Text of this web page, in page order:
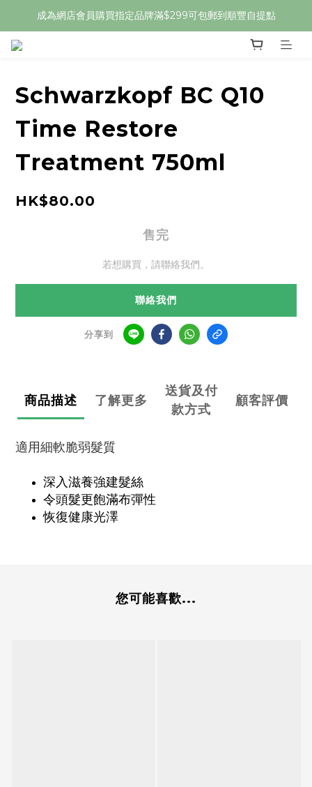
成為網店會員購買指定品牌滿$299可包郵到順豐自提點
Schwarzkopf BC Q10
Time Restore
Treatment 750ml
HK$80.00
售完
若想購買，請聯絡我們。
聯絡我們
分享到
商品描述 了解更多
送貨及付
款方式
顧客評價
適用細軟脆弱髮質
深入滋養強建髮絲
令頭髮更飽滿布彈性
恢復健康光澤
您可能喜歡...